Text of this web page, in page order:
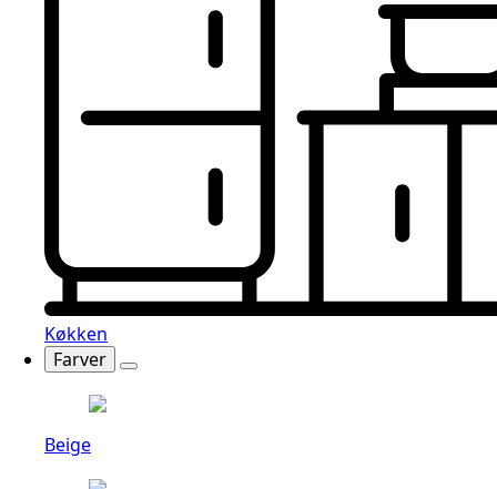
Køkken
Farver
Beige